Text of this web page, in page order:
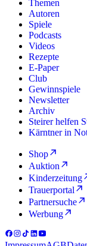
Themen
Autoren
Spiele
Podcasts
Videos
Rezepte
E-Paper
Club
Gewinnspiele
Newsletter
Archiv
Steirer helfen
Kärntner in
Shop
Auktion
Kinderzeitung
Trauerportal
Partnersuche
Werbung